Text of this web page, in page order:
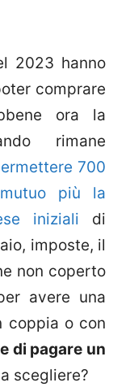
2023 hanno
comprare
ora la
rimane
700
più la
iniziali di
imposte, il
non coperto
avere una
coppia o con
di pagare un
scegliere?